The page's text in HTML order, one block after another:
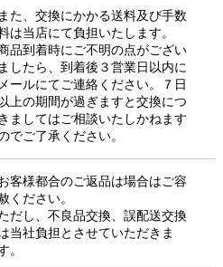
また、交換にかかる送料及び手数
は当店にて負担いたします。
品到着時にご不明の点がござい
ましたら、到着後３営業日以内に
メールにてご連絡ください。７日
以上の期間が過ぎますと交換につ
きましてはご相談いたしかねます
でご了承ください。
客様都合のご返品は場合はご容
ください。
だし、不良品交換、誤配送交換
当社負担とさせていただきま
。